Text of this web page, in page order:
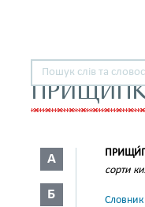
А
Б
сорти
Словник